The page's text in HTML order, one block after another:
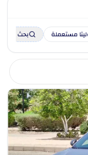
مستعملة بحث